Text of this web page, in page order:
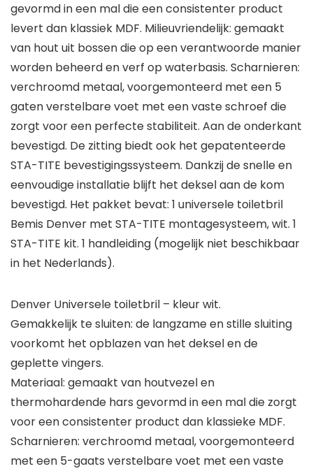
gevormd in een mal die een consistenter product
levert dan klassiek MDF. Milieuvriendelijk: gemaakt
van hout uit bossen die op een verantwoorde manier
worden beheerd en verf op waterbasis. Scharnieren:
verchroomd metaal, voorgemonteerd met een 5
gaten verstelbare voet met een vaste schroef die
zorgt voor een perfecte stabiliteit. Aan de onderkant
bevestigd. De zitting biedt ook het gepatenteerde
STA-TITE bevestigingssysteem. Dankzij de snelle en
eenvoudige installatie blijft het deksel aan de kom
bevestigd. Het pakket bevat: 1 universele toiletbril
Bemis Denver met STA-TITE montagesysteem, wit. 1
STA-TITE kit. 1 handleiding (mogelijk niet beschikbaar
in het Nederlands).
Denver Universele toiletbril – kleur wit.
Gemakkelijk te sluiten: de langzame en stille sluiting
voorkomt het opblazen van het deksel en de
geplette vingers.
Materiaal: gemaakt van houtvezel en
thermohardende hars gevormd in een mal die zorgt
voor een consistenter product dan klassieke MDF.
Scharnieren: verchroomd metaal, voorgemonteerd
met een 5-gaats verstelbare voet met een vaste